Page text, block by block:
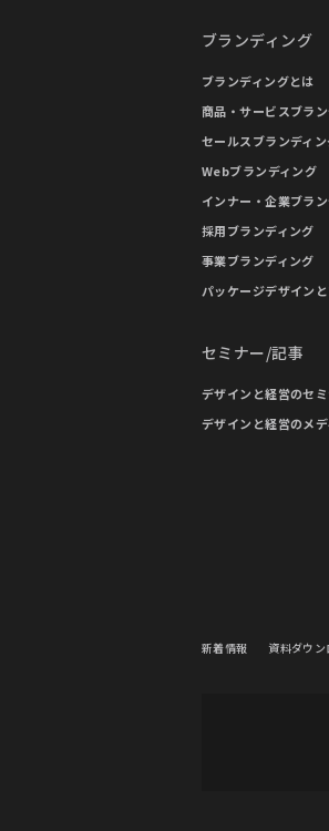
ブランディング
ブランディングとは
商品・サービスブラ
セールスブランディ
Webブランディング
インナー・企業ブラ
採用ブランディング
事業ブランディング
パッケージデザイン
セミナー/記事
デザインと経営のセ
デザインと経営のメ
新着情報 資料ダウン